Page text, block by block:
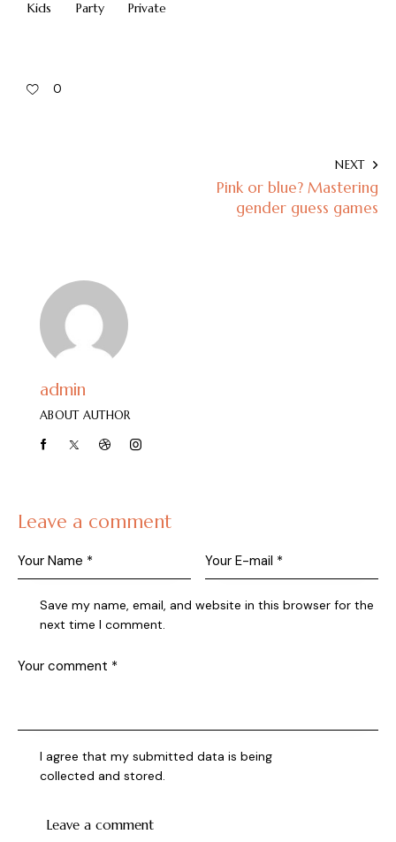
Kids Party Private
0
NEXT
Pink or blue? Mastering
gender guess games
admin
ABOUT AUTHOR
Leave a comment
Save my name, email, and website in this browser for the
next time I comment.
I agree that my submitted data is being
collected and stored.